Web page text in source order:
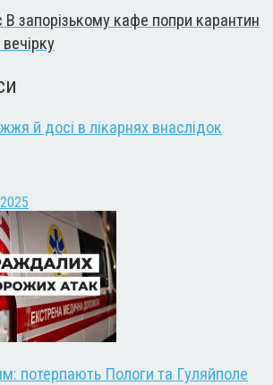
В запорізькому кафе попри карантин
й досі в лікарнях внаслідок
потерпають Пологи та Гуляйполе